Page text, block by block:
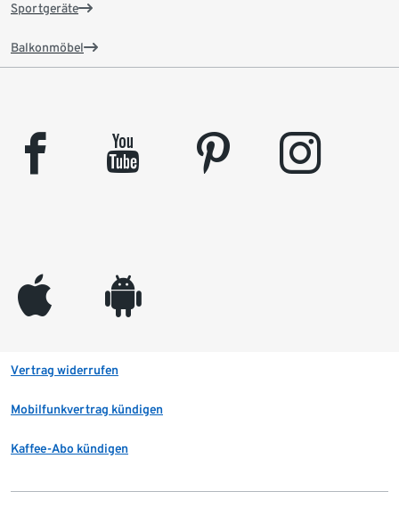
Sportgeräte
Balkonmöbel
facebook youtube pinterest instagram
appleinc android
Vertrag widerrufen
Mobilfunkvertrag kündigen
Kaffee-Abo kündigen